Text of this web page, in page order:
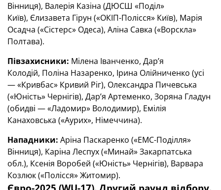
Вінниця), Валерія Казіна (ДЮСШ «Поділ»
Київ), Єлизавета Гірун («ОКІП-Полісся» Київ), Марія
Осадча («Сістерс» Одеса), Аліна Савка («Ворскла»
Полтава).
Півзахисники: Мілена Іванченко, Дар’я
Колодій, Поліна Назаренко, Ірина Олійниченко (усі
— «Кривбас» Кривий Ріг), Олександра Пичевська
(«Юність» Чернігів), Дар’я Артеменко, Зоряна Гладун
(обидві — «Ладомир» Володимир), Емілія
Канаховська («Аурих», Німеччина).
Нападники: Аріна Паскаренко («ЕМС-Поділля»
Вінниця), Каріна Леспух («Минай» Закарпатська
обл.), Ксенія Воробей («Юність» Чернігів), Варвара
Козлюк («Полісся» Житомир).